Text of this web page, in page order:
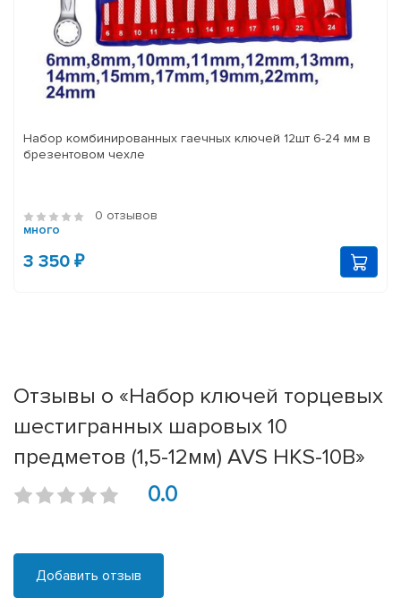
Набор комбинированных гаечных ключей 12шт 6-24 мм в
брезентовом чехле
0 отзывов
много
3 350 ₽
Отзывы о «Набор ключей торцевых
шестигранных шаровых 10
предметов (1,5-12мм) AVS HKS-10B»
0.0
Добавить отзыв